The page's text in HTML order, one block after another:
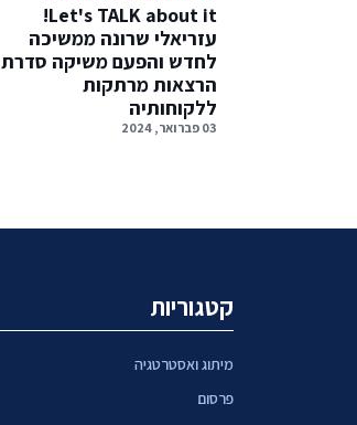
Let's TALK about it!
עזריאלי שרונה ממשיכה
לחדש והפעם משיקה סדרת
הרצאות מרתקות
ללקוחותיה
03 פברואר, 2024
קטגוריות
מיתוג ואסטרטגיה
פרסום